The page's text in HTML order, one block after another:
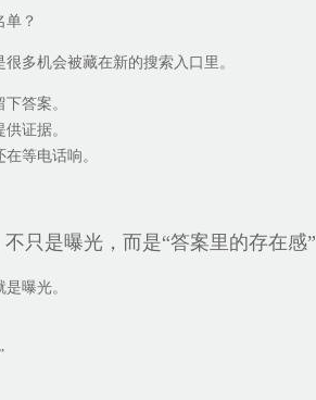
？
多机会被藏在新的搜索入口里。
答案。
证据。
等电话响。
只是曝光，而是“答案里的存在感”
曝光。